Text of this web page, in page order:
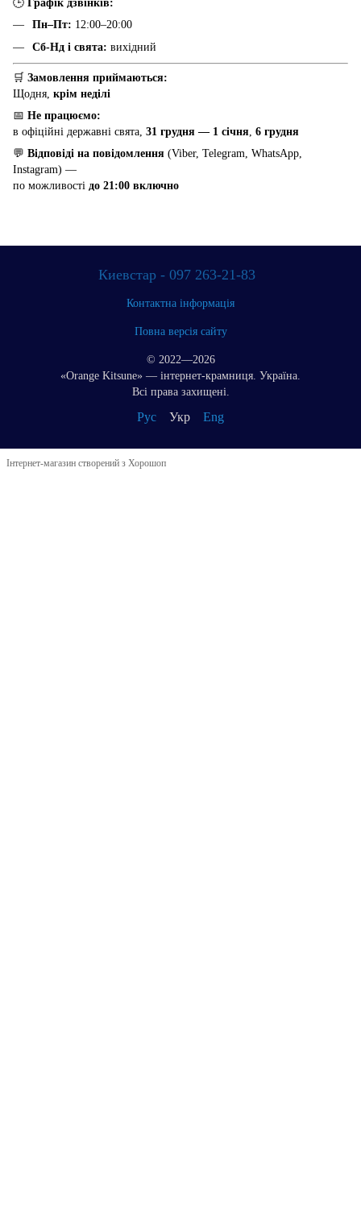
🕒 Графік дзвінків:
Пн–Пт: 12:00–20:00
Сб-Нд і свята: вихідний
🛒 Замовлення приймаються:
Щодня, крім неділі
📅 Не працюємо:
в офіційні державні свята, 31 грудня — 1 січня 6 грудня
💬 Відповіді на повідомлення (Viber, Telegram, WhatsApp,
Instagram) —
по можливості до 21:00 включно
Киевстар - 097 263-21-83
Контактна інформація
Повна версія сайту
© 2022—2026
«Orange Kitsune» — інтернет-крамниця. Україна.
Всі права захищені.
Рус Укр Eng
Інтернет-магазин створений з Хорошоп